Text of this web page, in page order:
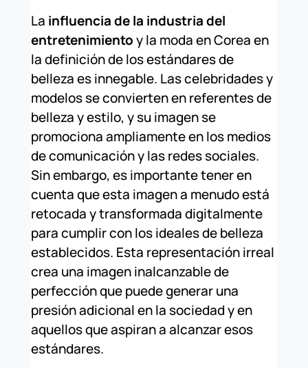
La influencia de la industria del
entretenimientoy la moda en Corea en
la definición de los estándares de
belleza es innegable. Las celebridades y
modelos se convierten en referentes de
belleza y estilo, y su imagen se
promociona ampliamente en los medios
de comunicación y las redes sociales.
Sin embargo, es importante tener en
cuenta que esta imagen a menudo está
retocada y transformada digitalmente
para cumplir con los ideales de belleza
establecidos. Esta representación irreal
crea una imagen inalcanzable de
perfección que puede generar una
presión adicional en la sociedad y en
aquellos que aspiran a alcanzar esos
estándares.